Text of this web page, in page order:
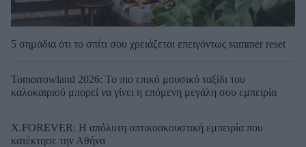
5 σημάδια ότι το σπίτι σου χρειάζεται επειγόντως summer reset
Tomorrowland 2026: Το πιο επικό μουσικό ταξίδι του
καλοκαιριού μπορεί να γίνει η επόμενη μεγάλη σου εμπειρία
X.FOREVER: Η απόλυτη οπτικοακουστική εμπειρία που
κατέκτησε την Αθήνα